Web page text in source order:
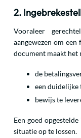
2.
Vooraleer
aangewezen om
document maakt het
de
een duidelijke
bewijs te
Een goed
situatie op te lossen.